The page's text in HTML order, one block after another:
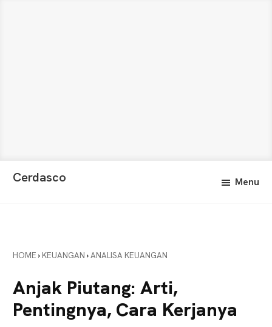
Cerdasco
Anda
Tajam
Menu
HOME › KEUANGAN ›ANALISA KEUANGAN
Anjak Piutang: Arti,
Pentingnya, Cara Kerjanya